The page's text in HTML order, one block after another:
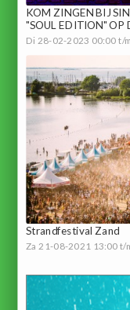
KOM ZINGEN BIJ
"SOUL EDITION" OP
Di 28-02-2023 00:00 t/
Strandfestival Zand
Za 21-08-2021 13:00 t/